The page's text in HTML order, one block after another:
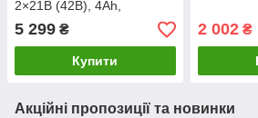
2×21В (42В), 4Ah,
безщітковий двигун, диск +
котушка, ремінь
5 299 ₴
Купити
2 002₴
Акційні пропозиції та новинки